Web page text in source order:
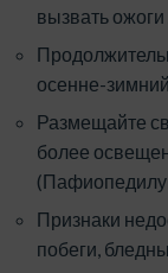
вызвать ожоги
осенне-
Размещайте
более
Признаки
побеги,